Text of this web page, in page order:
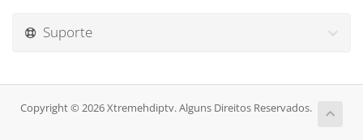
Suporte
Copyright © 2026 Xtremehdiptv. Alguns Direitos Reservados.